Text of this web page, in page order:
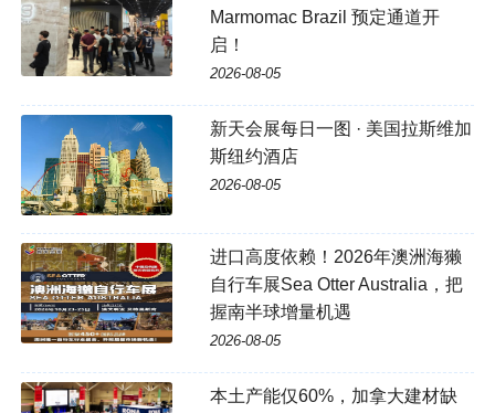
Marmomac Brazil 预定通道开
启！
2026-08-05
新天会展每日一图 · 美国拉斯维加
斯纽约酒店
2026-08-05
进口高度依赖！2026年澳洲海獭
自行车展Sea Otter Australia，把
握南半球增量机遇
2026-08-05
本土产能仅60%，加拿大建材缺